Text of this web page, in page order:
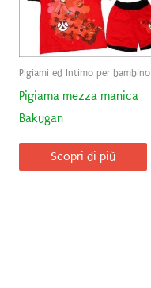
Pigiami ed Intimo per bambino
Pigiama mezza manica
Bakugan
Scopri di più